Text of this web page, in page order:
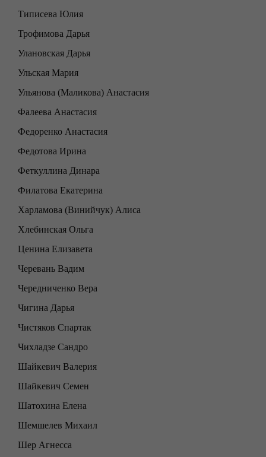
Типисева Юлия
Трофимова Дарья
Улановская Дарья
Ульская Мария
Ульянова (Маликова) Анастасия
Фалеева Анастасия
Федоренко Анастасия
Федотова Ирина
Феткуллина Динара
Филатова Екатерина
Харламова (Винийчук) Алиса
Хлебинская Ольга
Ценина Елизавета
Черевань Вадим
Чередниченко Вера
Чигина Дарья
Чистяков Спартак
Чихладзе Сандро
Шайкевич Валерия
Шайкевич Семен
Шатохина Елена
Шемшелев Михаил
Шер Агнесса